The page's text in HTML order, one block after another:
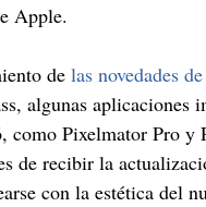
Apple.
de las novedades
algunas aplicaciones
como Pixelmator Pro y
de recibir la
con la estética del